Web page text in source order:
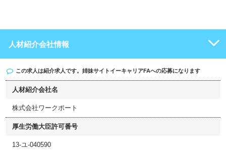
人材紹介会社情報
この求人は紹介求人です。姉妹サイト イーキャリアFAへの応募になります
人材紹介会社名
株式会社ワークポート
厚生労働大臣許可番号
13-ユ-040590